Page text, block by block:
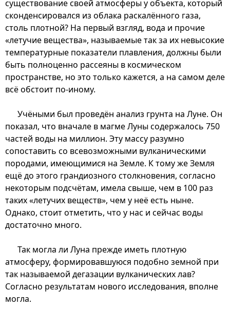
существование своей атмосферы у объекта, который
сконденсировался из облака раскалённого газа,
столь плотной? На первый взгляд, вода и прочие
«летучие вещества», называемые так за их невысокие
температурные показатели плавления, должны были
быть полноценно рассеяны в космическом
пространстве, но это только кажется, а на самом деле
всё обстоит по-иному.
Учёными был проведён анализ грунта на Луне. Он
показал, что вначале в магме Луны содержалось 750
частей воды на миллион. Эту массу разумно
сопоставить со всевозможными вулканическими
породами, имеющимися на Земле. К тому же Земля
ещё до этого грандиозного столкновения, согласно
некоторым подсчётам, имела свыше, чем в 100 раз
таких «летучих веществ», чем у неё есть ныне.
Однако, стоит отметить, что у нас и сейчас воды
достаточно много.
Так могла ли Луна прежде иметь плотную
атмосферу, формировавшуюся подобно земной при
так называемой дегазации вулканических лав?
Согласно результатам нового исследования, вполне
могла.